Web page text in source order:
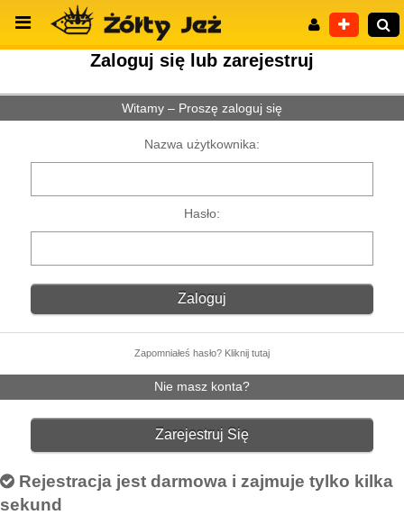
Wyszukiwanie zaawansowane
Zaloguj się lub zarejestruj
Witamy – Proszę zaloguj się
Nazwa użytkownika:
Hasło:
Zapomniałeś hasło? Kliknij tutaj
Nie masz konta?
Zarejestruj Się
Rejestracja jest darmowa i zajmuje tylko kilka
sekund